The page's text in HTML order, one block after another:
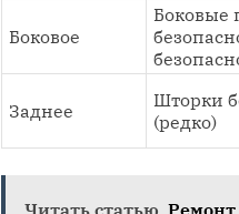
Боковое
Боковые
Заднее
Шторки
(редко)
Читать статью Ремонт